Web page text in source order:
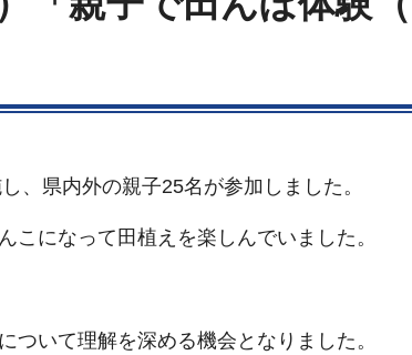
、県内外の親子25名が参加しました。
になって田植えを楽しんでいました。
いて理解を深める機会となりました。